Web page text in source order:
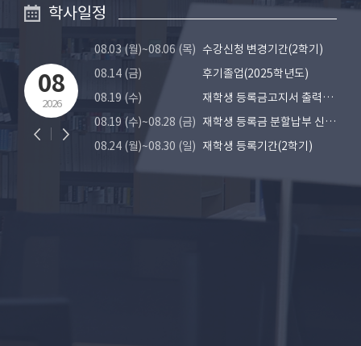
학사일정
2026
08
08.03 (월)~08.06 (목) 수강신청 변경기간(2학기)
08.14 (금)
후기졸업(2025학년도)
08.19 (수)
재학생 등록금고지서 출력가능(2학기)
08.19 (수)~08.28 (금)
재학생 등록금 분할납부 신청(2학기)
08.24 (월)~08.30 (일) 재학생 등록기간(2학기)
08.31 (월)